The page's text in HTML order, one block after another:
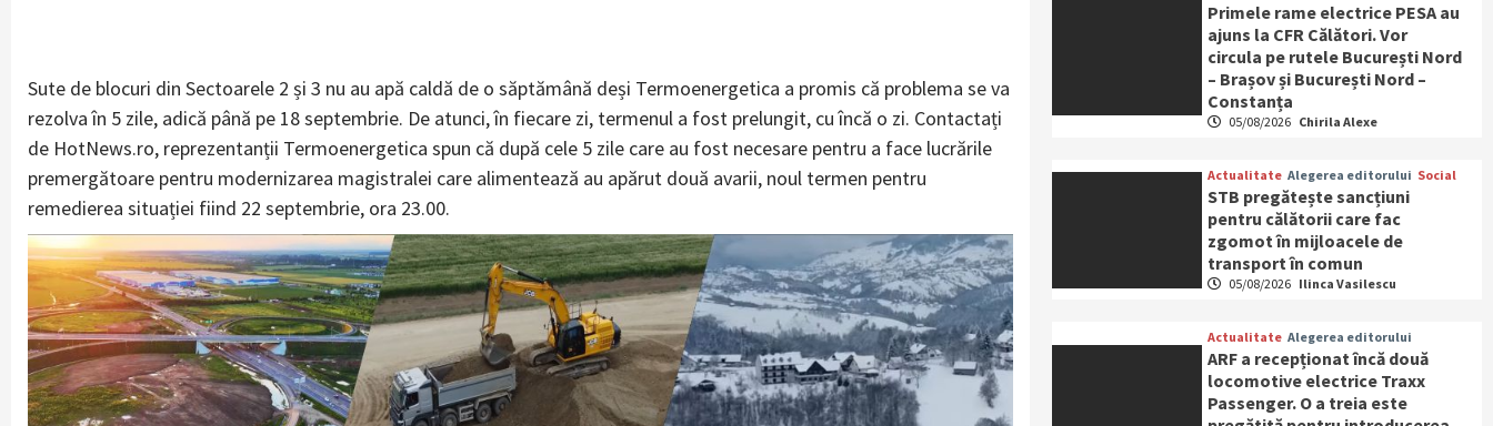
Sute de blocuri din Sectoarele 2 și 3 nu au apă caldă de o săptămână deși Termoenergetica a promis că problema se va
rezolva în 5 zile, adică până pe 18 septembrie. De atunci, în fiecare zi, termenul a fost prelungit, cu încă o zi. Contactați
de HotNews.ro, reprezentanții Termoenergetica spun că după cele 5 zile care au fost necesare pentru a face lucrările
premergătoare pentru modernizarea magistralei care alimentează au apărut două avarii, noul termen pentru
remedierea situației fiind 22 septembrie, ora 23.00.
Primele rame electrice PESA au
ajuns la CFR Călători. Vor
circula pe rutele București Nord
– Brașov și București Nord –
Constanța
05/08/2026 Chirila Alexe
Actualitate Alegerea editorului Social
STB pregătește sancțiuni
pentru călătorii care fac
zgomot în mijloacele de
transport în comun
05/08/2026 Ilinca Vasilescu
Actualitate Alegerea editorului
ARF a recepționat încă două
locomotive electrice Traxx
Passenger. O a treia este